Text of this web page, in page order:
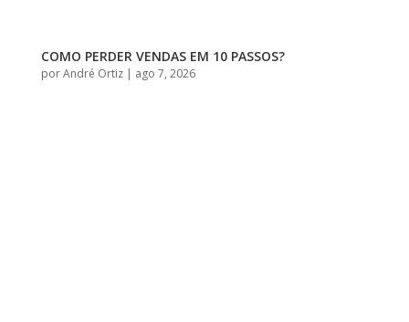
COMO PERDER VENDAS EM 10 PASSOS?
porAndré Ortiz| ago 7, 2026